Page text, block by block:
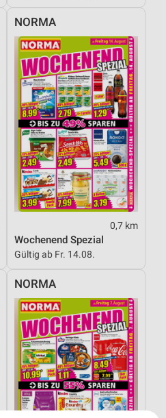
NORMA
0,7 km
Wochenend Spezial
Gültig ab Fr. 14.08.
NORMA